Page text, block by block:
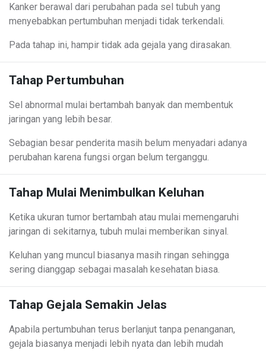
Kanker berawal dari perubahan pada sel tubuh yang
menyebabkan pertumbuhan menjadi tidak terkendali.
Pada tahap ini, hampir tidak ada gejala yang dirasakan.
Tahap Pertumbuhan
Sel abnormal mulai bertambah banyak dan membentuk
jaringan yang lebih besar.
Sebagian besar penderita masih belum menyadari adanya
perubahan karena fungsi organ belum terganggu.
Tahap Mulai Menimbulkan Keluhan
Ketika ukuran tumor bertambah atau mulai memengaruhi
jaringan di sekitarnya, tubuh mulai memberikan sinyal.
Keluhan yang muncul biasanya masih ringan sehingga
sering dianggap sebagai masalah kesehatan biasa.
Tahap Gejala Semakin Jelas
Apabila pertumbuhan terus berlanjut tanpa penanganan,
gejala biasanya menjadi lebih nyata dan lebih mudah